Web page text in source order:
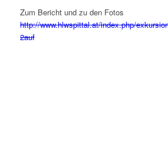
Zum Bericht und zu den Fotos
http://www.hlwspittal.at/index.php/
2auf